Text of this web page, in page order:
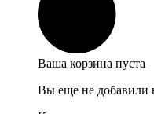
Ваша корзина пуста
Вы еще не добавили